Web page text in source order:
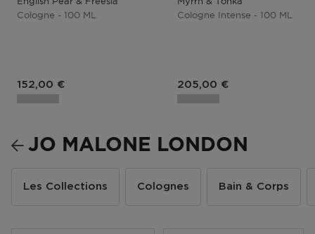
Cologne - 100 ML
152,00 €
Cologne Intense - 100 ML
205,00 €
JO MALONE LONDON
Les Collections Colognes Bain & Corps